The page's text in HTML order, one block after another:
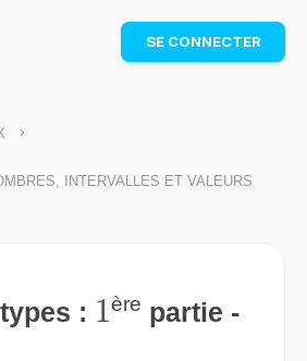
offert
: révise les maths cet
PDF gratuit et progresse avec des
SE CONNECTER
>
INTERVALLES ET VALEURS
: 1
1ère partie -